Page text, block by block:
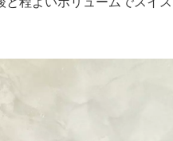
って、江戸時代より培われた醸
畑